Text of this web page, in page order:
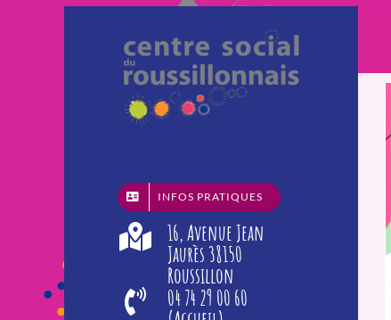
INFOS PRATIQUES
16, Avenue Jean
Jaurès 38150
Roussillon
04 74 29 00 60